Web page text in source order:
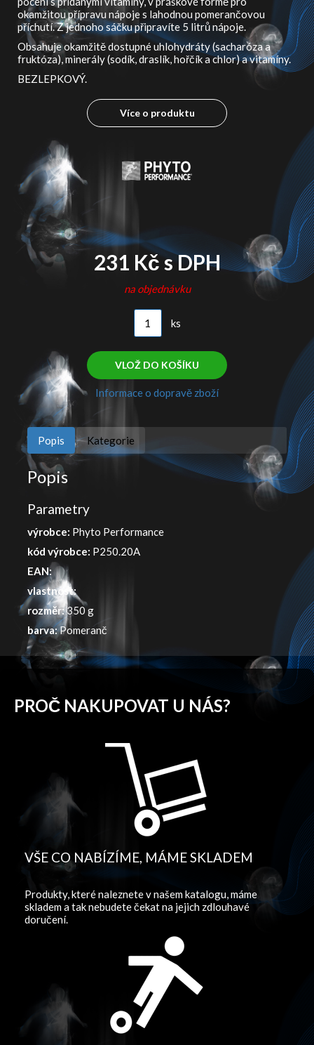
okamžitou přípravu nápoje s lahodnou pomerančovou
příchutí. Z jednoho sáčku připravíte 5 litrů nápoje.
Obsahuje okamžitě dostupné uhlohydráty (sacharóza a
fruktóza), minerály (sodík, draslík, hořčík a chlor) a vitamíny.
BEZLEPKOVÝ.
Více o produktu
231 Kčs DPH
na objednávku
ks
Informace o dopravě zboží
Popis Kategorie
Popis
Parametry
výrobce: Phyto Performance
kód výrobce: P250.20A
EAN:
vlastnost:
rozměr:350 g
barva: Pomeranč
PROČ NAKUPOVAT U NÁS?
VŠE CO NABÍZÍME, MÁME SKLADEM
Produkty, které naleznete v našem katalogu, máme
skladem a tak nebudete čekat na jejich zdlouhavé
doručení.